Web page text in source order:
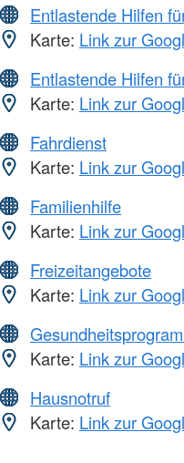
Entlastende Hilfen
Karte: Link zur
Entlastende Hilfen
Karte: Link zur
Fahrdienst
Karte: Link zur
Familienhilfe
Karte: Link zur
Freizeitangebote
Karte: Link zur
Karte: Link zur
Hausnotruf
Karte: Link zur